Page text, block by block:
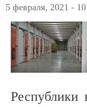
5 февраля, 2021 -
Республики